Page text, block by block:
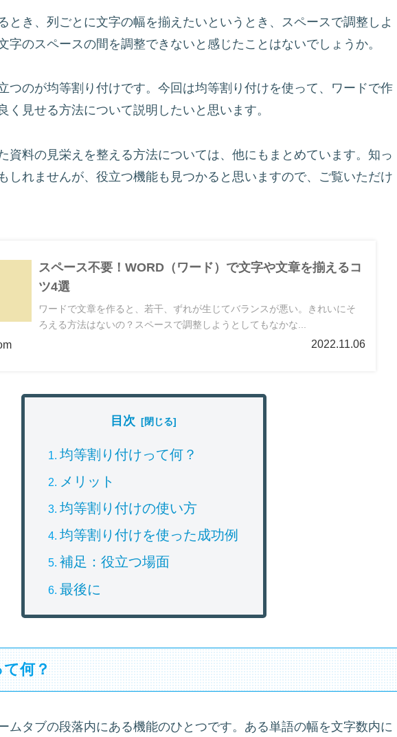
とき、列ごとに文字の幅を揃えたいというとき、スペースで調整しよ
字のスペースの間を調整できないと感じたことはないでしょうか。
つのが均等割り付けです。今回は均等割り付けを使って、ワードで作
く見せる方法について説明したいと思います。
資料の見栄えを整える方法については、他にもまとめています。知っ
しれませんが、役立つ機能も見つかると思いますので、ご覧いただけ
スペース不要！WORD（ワード）で文字や文章を揃えるコ
ツ4選
ワードで文章を作ると、若干、ずれが生じてバランスが悪い。きれいにそ
ろえる方法はないの？スペースで調整しようとしてもなかな...
2022.11.06
目次
均等割り付けって何？
メリット
均等割り付けの使い方
均等割り付けを使った成功例
補足：役立つ場面
最後に
て何？
ムタブの段落内にある機能のひとつです。ある単語の幅を文字数内に